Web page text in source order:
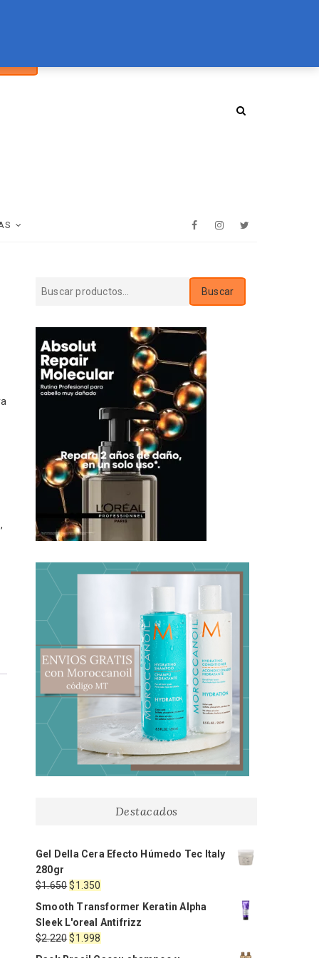
FacebookInstagram
,
Buscar
Destacados
Gel Della Cera Efecto Húmedo Tec Italy
280gr
$1.650El
precio
original
era:
$1.650.
$1.350
precio
actual
es:
$1.350.
Smooth Transformer Keratin Alpha
Sleek L'oreal Antifrizz
$2.220El
precio
$1.998